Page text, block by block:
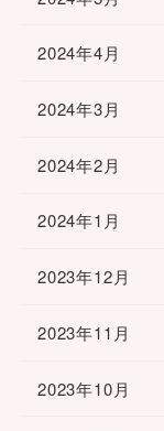
2024年4月
2024年3月
2024年2月
2024年1月
2023年12月
2023年11月
2023年10月